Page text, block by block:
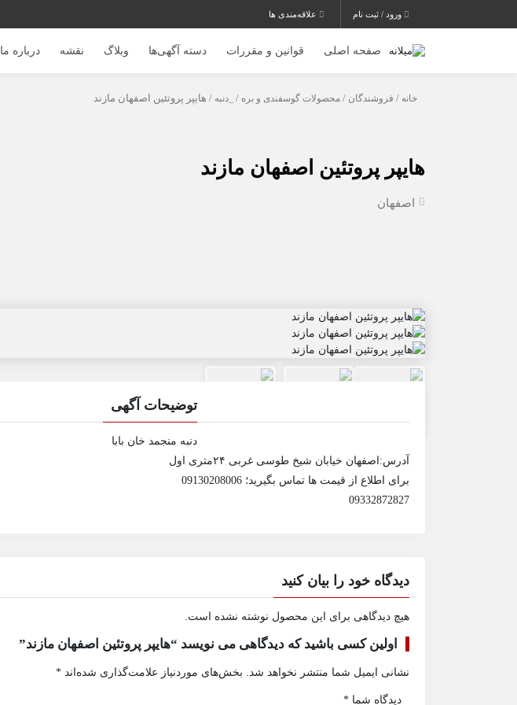
ورود / ثبت نام علاقه‌مندی ها
صفحه اصلی قوانین و مقررات دسته آگهی‌ها وبلاگ نقشه درباره ما
خانه / فروشندگان / محصولات گوسفندی و بره / _دنبه / هایپر پروتئین اصفهان مازند
هایپر پروتئین اصفهان مازند
اصفهان
توضیحات آگهی
دنبه منجمد خان بابا
آدرس:اصفهان خیابان شیخ طوسی غربی ۲۴متری اول
برای اطلاع از قیمت ها تماس بگیرید؛ 09130208006
09332872827
دیدگاه خود را بیان کنید
هیچ دیدگاهی برای این محصول نوشته نشده است.
اولین کسی باشید که دیدگاهی می نویسد “هایپر پروتئین اصفهان مازند”
نشانی ایمیل شما منتشر نخواهد شد. بخش‌های موردنیاز علامت‌گذاری شده‌اند *
دیدگاه شما *